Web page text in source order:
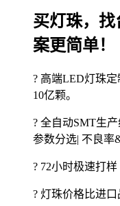
买灯珠，
案更简单！
? 高端LED灯珠
10亿颗。
? 全自动SMT生
参数分选| 不良率
? 72小时极速打
? 灯珠价格比进